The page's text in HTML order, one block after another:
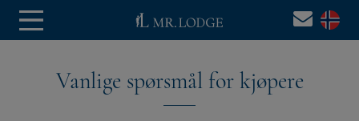
Vanlige spørsmål for kjøpere